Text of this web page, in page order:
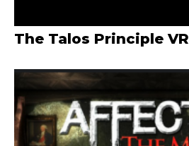
The Talos Principle VR